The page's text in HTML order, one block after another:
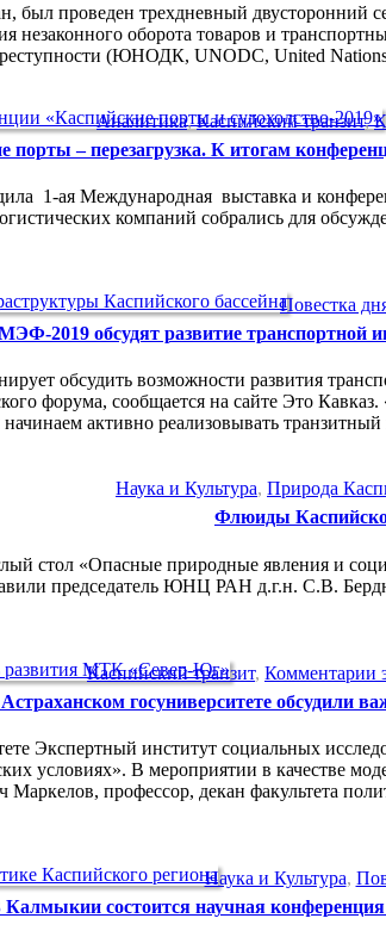
был проведен трехдневный
оборота товаров и
(ЮНОДК, UNODC, United
Аналитика,Каспийский транзит,
порты – перезагрузка. К итогам
1-ая Международная выставка и
компаний собрались для
Повестка
2019 обсудят развитие транспортной
обсудить возможности развития
форума, сообщается на сайте Это
активно реализовывать
Наука и Культура, Природа
Флюиды
стол «Опасные природные явления и
председатель ЮНЦ РАН д.г.н. С.В.
Каспийский транзит, Комментарии
госуниверситете обсудили
Экспертный институт социальных
условиях». В мероприятии в качестве
Маркелов, профессор, декан факультета
Наука и Культура,
Калмыкии состоится научная